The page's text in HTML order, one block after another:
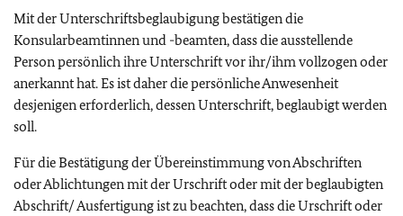
Mit der Unterschriftsbeglaubigung bestätigen die
Konsularbeamtinnen und -beamten, dass die ausstellende
Person persönlich ihre Unterschrift vor ihr/ihm vollzogen oder
anerkannt hat. Es ist daher die persönliche Anwesenheit
desjenigen erforderlich, dessen Unterschrift, beglaubigt werden
soll.
Für die Bestätigung der Übereinstimmung von Abschriften
oder Ablichtungen mit der Urschrift oder mit der beglaubigten
Abschrift/ Ausfertigung ist zu beachten, dass die Urschrift oder